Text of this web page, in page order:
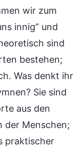
wir zum
innig“ und
sind
bestehen;
Was denkt ihr
Sie sind
aus den
der Menschen;
praktischer